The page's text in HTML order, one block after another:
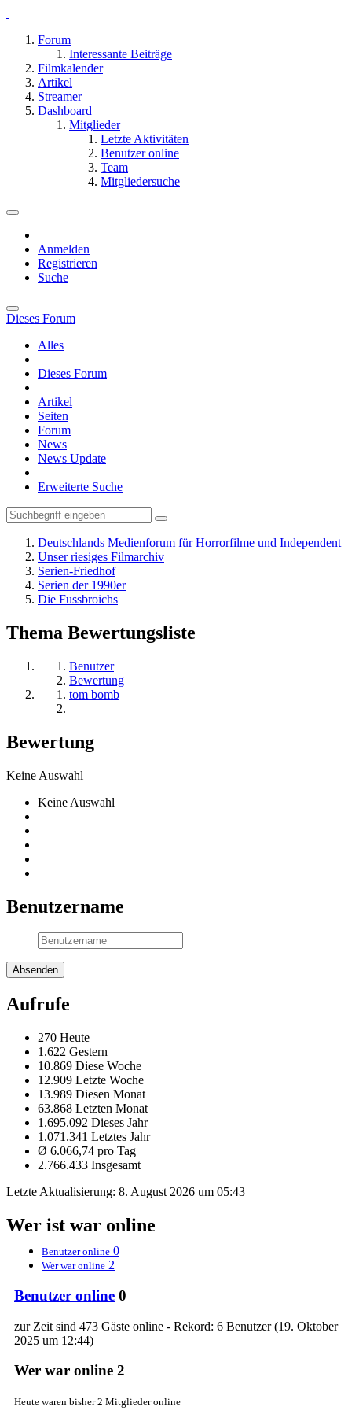
Forum
Interessante Beiträge
Filmkalender
Artikel
Streamer
Dashboard
Mitglieder
Letzte Aktivitäten
Benutzer online
Team
Mitgliedersuche
Anmelden
Registrieren
Suche
Dieses Forum
Alles
Dieses Forum
Artikel
Seiten
Forum
News
News Update
Erweiterte Suche
Deutschlands Medienforum für Horrorfilme und Independent
Unser riesiges Filmarchiv
Serien-Friedhof
Serien der 1990er
Die Fussbroichs
Thema Bewertungsliste
Benutzer
Bewertung
tom bomb
Bewertung
Keine Auswahl
Keine Auswahl
Benutzername
Aufrufe
270 Heute
1.622 Gestern
10.869 Diese Woche
12.909 Letzte Woche
13.989 Diesen Monat
63.868 Letzten Monat
1.695.092 Dieses Jahr
1.071.341 Letztes Jahr
Ø 6.066,74 pro Tag
2.766.433 Insgesamt
Letzte Aktualisierung: 8. August 2026 um 05:43
Wer ist war online
Benutzer online 0
Wer war online 2
Benutzer online 0
zur Zeit sind 473 Gäste online - Rekord: 6 Benutzer (19. Oktober
2025 um 12:44)
Wer war online 2
Heute waren bisher 2 Mitglieder online